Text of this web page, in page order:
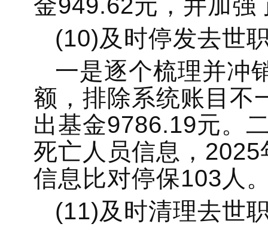
金949.62元，并加强
(10)及时停发去世
一是逐个梳理并冲
额，排除系统账目不
出基金9786.19元。
死亡人员信息，
信息比对停保103人
(11)及时清理去世